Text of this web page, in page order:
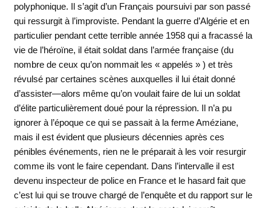
polyphonique. Il s’agit d’un Français poursuivi par son passé
qui ressurgit à l’improviste. Pendant la guerre d’Algérie et en
particulier pendant cette terrible année 1958 qui a fracassé la
vie de l’héroïne, il était soldat dans l’armée française (du
nombre de ceux qu’on nommait les « appelés » ) et très
révulsé par certaines scènes auxquelles il lui était donné
d’assister—alors même qu’on voulait faire de lui un soldat
d’élite particulièrement doué pour la répression. Il n’a pu
ignorer à l’époque ce qui se passait à la ferme Améziane,
mais il est évident que plusieurs décennies après ces
pénibles événements, rien ne le préparait à les voir resurgir
comme ils vont le faire cependant. Dans l’intervalle il est
devenu inspecteur de police en France et le hasard fait que
c’est lui qui se trouve chargé de l’enquête et du rapport sur le